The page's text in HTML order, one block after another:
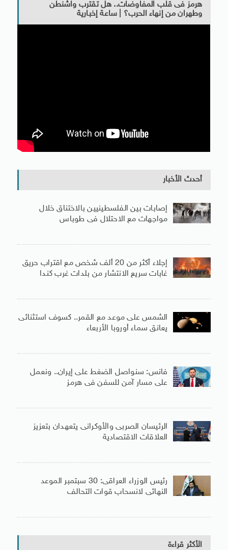
هرمز فى قلب المفاوضات.. هل تقترب واشنطن
وطهران من إنهاء الحرب؟ | ساعة إخبارية
أحدث الأخبار
إصابات بين الفلسطينيين بالاختناق خلال
مواجهات مع الاحتلال فى طوباس
إجلاء أكثر من 20 ألف شخص مع اقتراب حريق
غابات سريع الانتشار من بلدات غرب كندا
الشمس على موعد مع القمر.. كسوف استثنائى
يعانق سماء أوروبا الأربعاء
فانس: سنواصل الضغط على إيران.. ونعمل
على مسار آمن للسفن فى هرمز
الرئيسان الصربى والأوكرانى يتعهدان بتعزيز
العلاقات الاقتصادية
رئيس الوزراء العراقى: 30 سبتمبر الموعد
النهائى لانسحاب قوات التحالف
الأكثر قراءة